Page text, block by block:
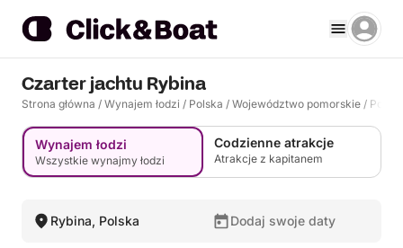
Czarter jachtu Rybina
Strona główna / Wynajem łodzi / Polska / Województwo pomorskie /
Wynajem łodzi
Wszystkie wynajmy łodzi
Codzienne atrakcje
Atrakcje z kapitanem
Rybina, Polska Dodaj swoje daty